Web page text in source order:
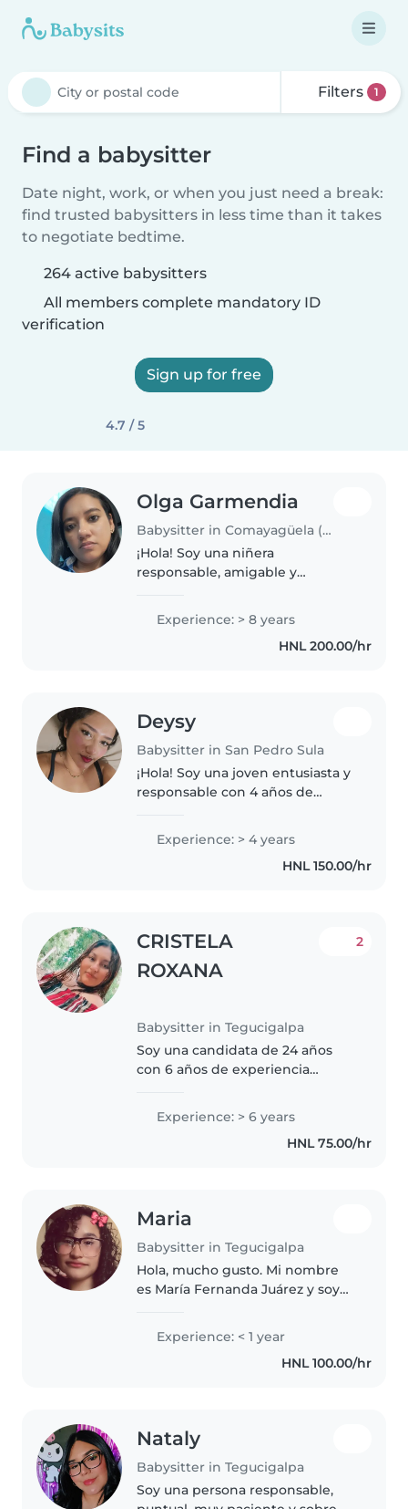
Filters 1
Find a babysitter
Date night, work, or when you just need a break:
find trusted babysitters in less time than it takes
to negotiate bedtime.
264 active babysitters
All members complete mandatory ID
verification
Sign up for free
4.7 / 5
Olga Garmendia
Babysitter in Comayagüela (Departamento de Francisco Morazán)
¡Hola! Soy una niñera
responsable, amigable y
de experiencia cuidando niños
desde los 1 hasta los 10 años.
Tengo una licenciatura en
Experience: > 8 years
HNL 200.00/hr
Deysy
Babysitter in San Pedro Sula
¡Hola! Soy una joven entusiasta y
responsable con 4 años de
leer cuentos, hacer
manualidades y jugar con los
Experience: > 4 years
HNL 150.00/hr
CRISTELA
ROXANA
Babysitter in Tegucigalpa
2
Soy una candidata de 24 años
con 6 años de experiencia
hasta preescolares. Soy una
persona responsable, amigable y
paciente. Disfruto mucho
Experience: > 6 years
HNL 75.00/hr
Maria
Babysitter in Tegucigalpa
Hola, mucho gusto. Mi nombre
es María Fernanda Juárez y soy
Licenciatura en Psicología. Me
considero una persona
responsable, paciente y muy
Experience: < 1 year
HNL 100.00/hr
Nataly
Babysitter in Tegucigalpa
Soy una persona responsable,